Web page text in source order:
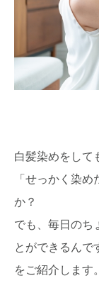
白髪染めをして
「せっかく染
か？
でも、毎日のち
とができるんで
をご紹介します。